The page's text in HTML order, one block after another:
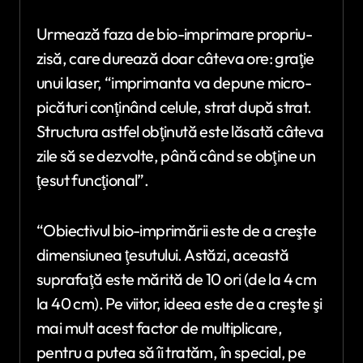
Urmează faza de bio-imprimare propriu-
zisă, care durează doar câteva ore: graţie
unui laser, “imprimanta va depune micro-
picături conţinând celule, strat după strat.
Structura astfel obţinută este lăsată câteva
zile să se dezvolte, până când se obţine un
ţesut funcţional”.
“Obiectivul bio-imprimării este de a creşte
dimensiunea ţesutului. Astăzi, această
suprafaţă este mărită de 10 ori (de la 4 cm
la 40 cm). Pe viitor, ideea este de a creşte şi
mai mult acest factor de multiplicare,
pentru a putea să îi tratăm, în special, pe